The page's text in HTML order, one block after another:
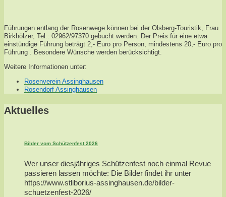
Führungen entlang der Rosenwege können bei der Olsberg-Touristik, Frau
Birkhölzer, Tel.: 02962/97370 gebucht werden. Der Preis für eine etwa
einstündige Führung beträgt 2,- Euro pro Person, mindestens 20,- Euro pro
Führung . Besondere Wünsche werden berücksichtigt.
Weitere Informationen unter:
Rosenverein Assinghausen
Rosendorf Assinghausen
Aktuelles
Bilder vom Schützenfest 2026
Wer unser diesjähriges Schützenfest noch einmal Revue
passieren lassen möchte: Die Bilder findet ihr unter
https://www.stliborius-assinghausen.de/bilder-
schuetzenfest-2026/